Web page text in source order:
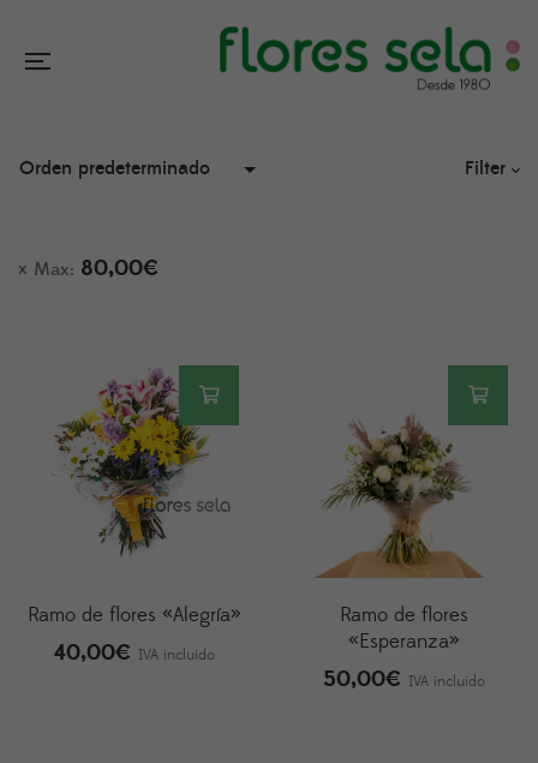
Filter
Max: 80,00€
Ramo de flores «Alegría»
40,00€ IVA incluido
Ramo de flores
«Esperanza»
50,00€ IVA incluido